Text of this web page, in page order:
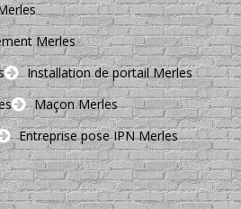
Merles
Installation de portail Merles
Maçon Merles
Entreprise pose IPN Merles